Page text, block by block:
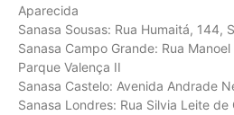
Aparecida
Sanasa Sousas: Rua Humaitá, 144,
Sanasa Campo Grande: Rua
Parque Valença II
Sanasa Castelo: Avenida Andrade
Sanasa Londres: Rua Silvia Leite